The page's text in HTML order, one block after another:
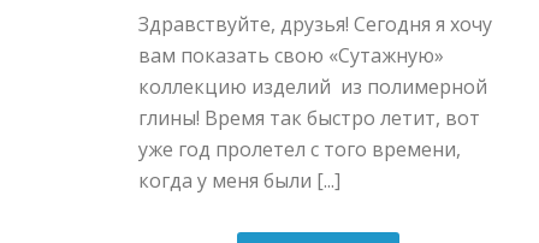
Здравствуйте, друзья! Сегодня я хочу
вам показать свою «Сутажную»
коллекцию изделий из полимерной
глины! Время так быстро летит, вот
уже год пролетел с того времени,
когда у меня были [...]